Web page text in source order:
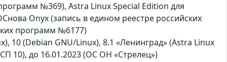
№369), Astra Linux Special Edition для
Оnyx (запись в едином реестре российских
программ №6177)
10 (Debian GNU/Linux), 8.1 «Ленинград» (Astra Linux
10), до 16.01.2023 (ОС ОН «Стрелец»)